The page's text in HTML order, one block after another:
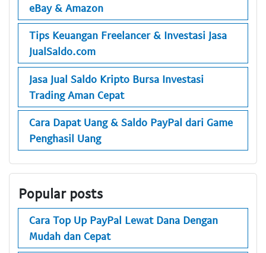
eBay & Amazon
Tips Keuangan Freelancer & Investasi Jasa
JualSaldo.com
Jasa Jual Saldo Kripto Bursa Investasi
Trading Aman Cepat
Cara Dapat Uang & Saldo PayPal dari Game
Penghasil Uang
Popular posts
Cara Top Up PayPal Lewat Dana Dengan
Mudah dan Cepat